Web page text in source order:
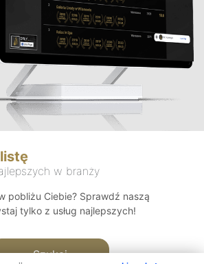
w branży
pobliżu Ciebie? Sprawdź naszą
tylko z usług najlepszych!
Szukaj